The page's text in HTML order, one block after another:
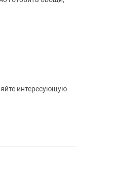
интересующую